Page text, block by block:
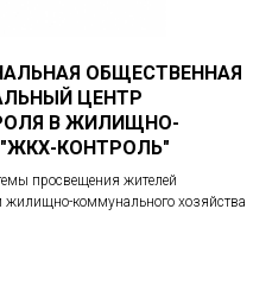
ОБЩЕСТВЕННАЯ
ЦЕНТР
В ЖИЛИЩНО-
КОНТРОЛЬ"
просвещения жителей
жилищно-коммунального хозяйства